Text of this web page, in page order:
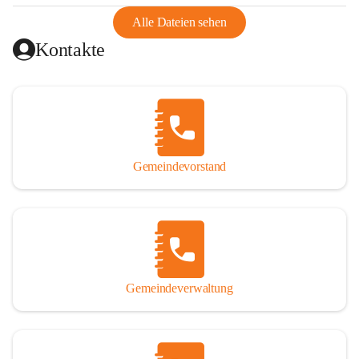
Aus diesem Grund war die Bevölkerung dazu gezwungen,
Schmuggel zu betreiben. Es kam oft zu nächtlichen
Überfällen und Schießereien. Erst mit dem Anschluss des
wirtschaftlich ging es bergauf. Dieser Aufschwung endete
1926. Es folgten Arbeitslosigkeit, Preissteigerung und
Unanbringlichkeit von Produkten. Daher wurde der
Anschluss an das Deutsche Reich begrüßt. Als der Zweite
Weltkrieg ausbrach, schwang die Stimmung um. Es starben
26 Männer an der Front, weitere 16 werden vermisst.
Von 1971 bis 1991 gehörte Wörterberg zur Gemeinde
Ollersdorf. Durch den Einsatz von mehreren Ortsansässigen
wurde Wörterberg 1991 wieder eine eigenständige
Die Gemeinde liegt im Südburgenland im Nordwesten des
Alle Dateien sehen
Kontakte
Gemeindevorstand
Gemeindeverwaltung